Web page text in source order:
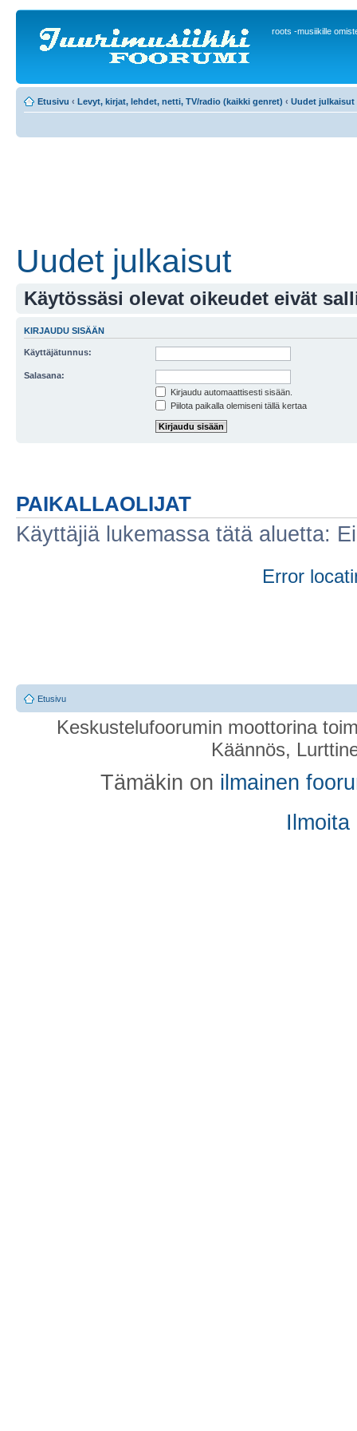
roots -musiikille
Etusivu ‹ Levyt, kirjat, lehdet, netti, TV/radio (kaikki genret) ‹ Uudet julkaisut
Uudet julkaisut
Käytössäsi olevat oikeudet eivät
KIRJAUDU SISÄÄN
Käyttäjätunnus:
Salasana:
Kirjaudu automaattisesti sisään.
Piilota paikalla olemiseni tällä kertaa
PAIKALLAOLIJAT
Käyttäjiä lukemassa tätä aluetta:
Error
Etusivu
Keskustelufoorumin moottorina
Käännös,
Tämäkin on ilmainen